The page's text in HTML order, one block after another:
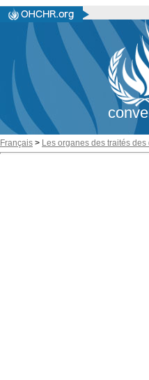
Français > Les organes des traités